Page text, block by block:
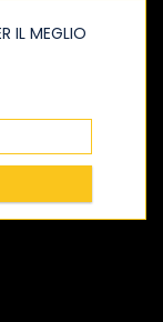
IL MEGLIO